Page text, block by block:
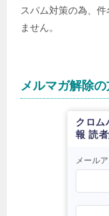
スパム対策の為、
ません。
メルマガ解除
クロム
報 読
メール